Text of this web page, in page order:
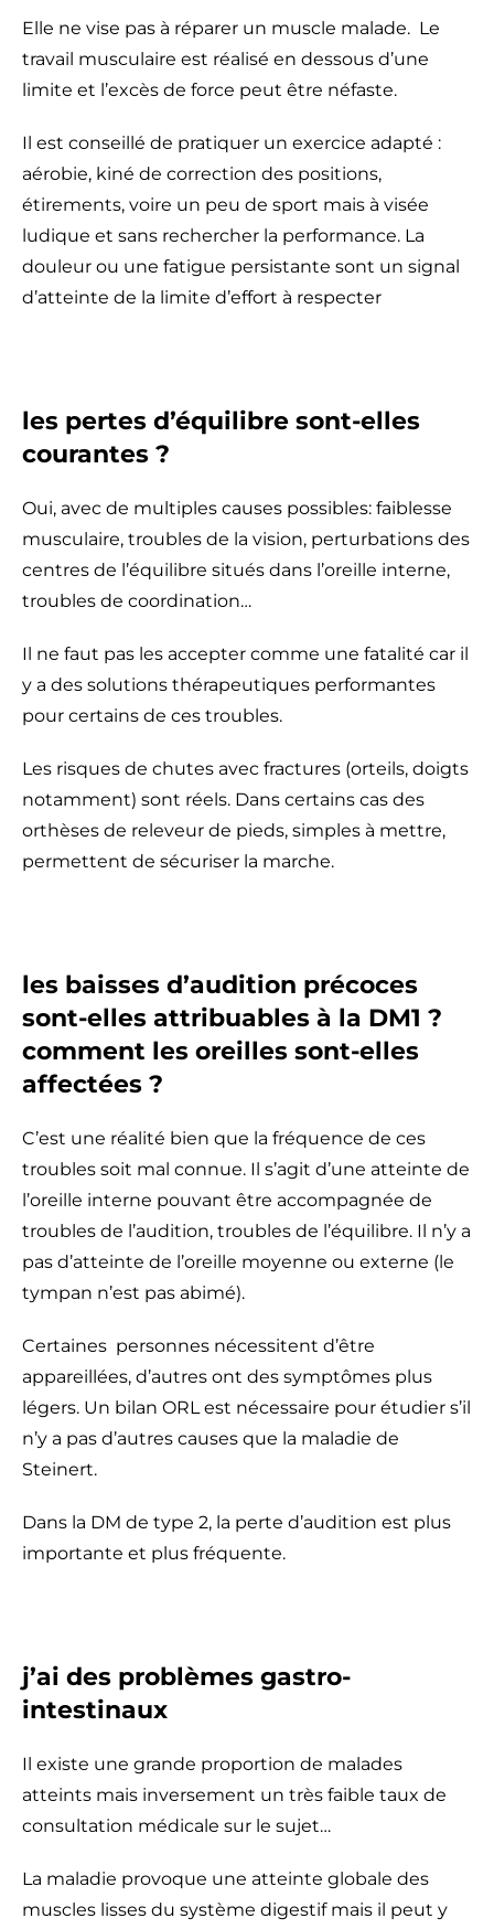
Elle ne vise pas à réparer un muscle malade. Le
travail musculaire est réalisé en dessous d’une
limite et l’excès de force peut être néfaste.
Il est conseillé de pratiquer un exercice adapté :
aérobie, kiné de correction des positions,
étirements, voire un peu de sport mais à visée
ludique et sans rechercher la performance. La
douleur ou une fatigue persistante sont un signal
d’atteinte de la limite d’effort à respecter
les pertes d’équilibre sont-elles
courantes ?
Oui, avec de multiples causes possibles: faiblesse
musculaire, troubles de la vision, perturbations des
centres de l’équilibre situés dans l’oreille interne,
troubles de coordination…
Il ne faut pas les accepter comme une fatalité car il
y a des solutions thérapeutiques performantes
pour certains de ces troubles.
Les risques de chutes avec fractures (orteils, doigts
notamment) sont réels. Dans certains cas des
orthèses de releveur de pieds, simples à mettre,
permettent de sécuriser la marche.
les baisses d’audition précoces
sont-elles attribuables à la DM1 ?
comment les oreilles sont-elles
affectées ?
C’est une réalité bien que la fréquence de ces
troubles soit mal connue. Il s’agit d’une atteinte de
l’oreille interne pouvant être accompagnée de
troubles de l’audition, troubles de l’équilibre. Il n’y a
pas d’atteinte de l’oreille moyenne ou externe (le
tympan n’est pas abimé).
Certaines personnes nécessitent d’être
appareillées, d’autres ont des symptômes plus
légers. Un bilan ORL est nécessaire pour étudier s’il
n’y a pas d’autres causes que la maladie de
Steinert.
Dans la DM de type 2, la perte d’audition est plus
importante et plus fréquente.
j’ai des problèmes gastro-
intestinaux
Il existe une grande proportion de malades
atteints mais inversement un très faible taux de
consultation médicale sur le sujet…
La maladie provoque une atteinte globale des
muscles lisses du système digestif mais il peut y